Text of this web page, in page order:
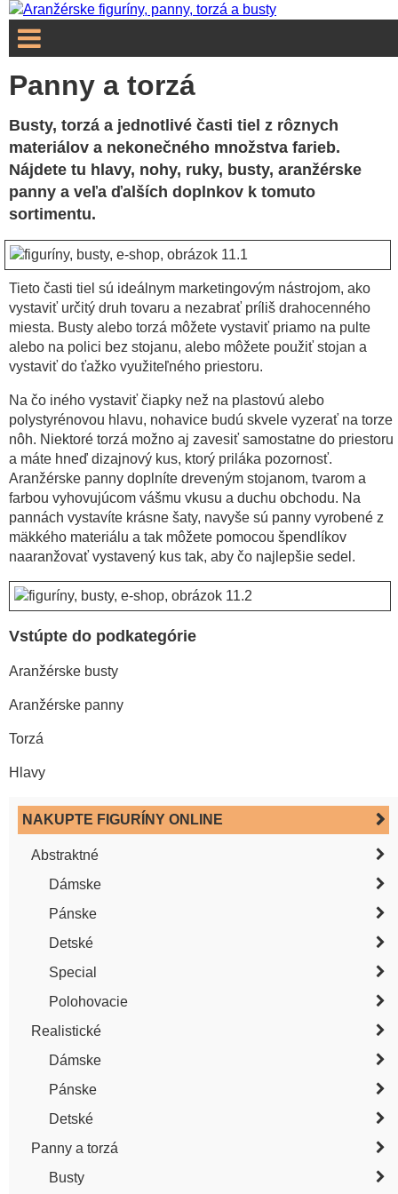
Panny a torzá
Busty, torzá a jednotlivé časti tiel z rôznych
materiálov a nekonečného množstva farieb.
Nájdete tu hlavy, nohy, ruky, busty, aranžérske
panny a veľa ďalších doplnkov k tomuto
sortimentu.
Tieto časti tiel sú ideálnym marketingovým nástrojom, ako
vystaviť určitý druh tovaru a nezabrať príliš drahocenného
miesta. Busty alebo torzá môžete vystaviť priamo na pulte
alebo na polici bez stojanu, alebo môžete použiť stojan a
vystaviť do ťažko využiteľného priestoru.
Na čo iného vystaviť čiapky než na plastovú alebo
polystyrénovou hlavu, nohavice budú skvele vyzerať na torze
nôh. Niektoré torzá možno aj zavesiť samostatne do priestoru
a máte hneď dizajnový kus, ktorý priláka pozornosť.
Aranžérske panny doplníte dreveným stojanom, tvarom a
farbou vyhovujúcom vášmu vkusu a duchu obchodu. Na
pannách vystavíte krásne šaty, navyše sú panny vyrobené z
mäkkého materiálu a tak môžete pomocou špendlíkov
naaranžovať vystavený kus tak, aby čo najlepšie sedel.
Vstúpte do podkategórie
Aranžérske busty
Aranžérske panny
Torzá
Hlavy
NAKUPTE FIGURÍNY ONLINE
Abstraktné
Dámske
Pánske
Detské
Special
Polohovacie
Realistické
Dámske
Pánske
Detské
Panny a torzá
Busty